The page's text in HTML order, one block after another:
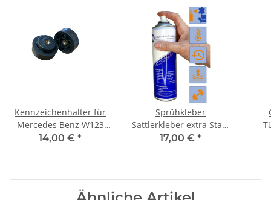
Kennzeichenhalter für
Mercedes Benz W123
SL107 W116 W114 W115
14,00 € *
Sprühkleber
Sattlerkleber extra Stark
Hitzebeständig 140°C
17,00 € *